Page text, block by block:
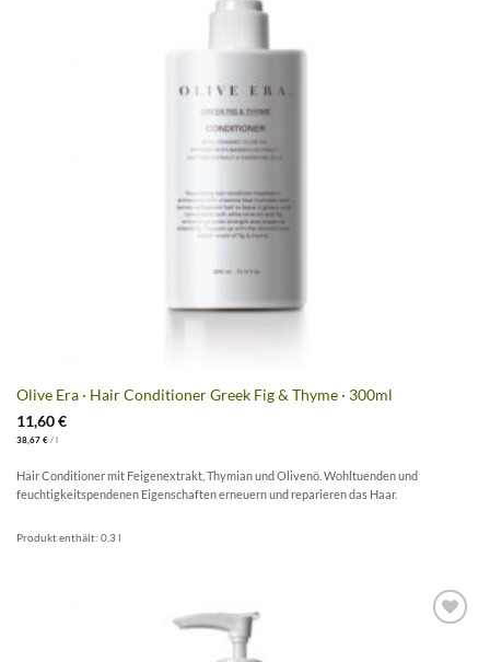
Olive Era · Hair Conditioner Greek Fig & Thyme · 300ml
11,60€
38,67 €/ l
Hair Conditioner mit Feigenextrakt, Thymian und Olivenö. Wohltuenden und
feuchtigkeitspendenen Eigenschaften erneuern und reparieren das Haar.
Produkt enthält: 0,3